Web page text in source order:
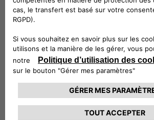
Seuls les créateurs de votre
Les pièces d’origine Alfa Romeo
ingénieurs qui dessinent et
Qui peut, mieux que les pièces
Notre gamme complète de pièces
de test et,est fabriquée avec des
sécurité maximale, et confort
pour votre véhicule.
Innovation, savoir-faire et